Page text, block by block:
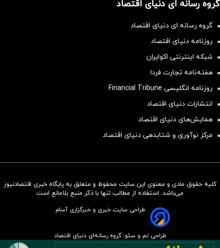
سرمایه‌گذاری همسنگ با شاخص
گروه رسانه ای دنیای اقتصاد
گروه رسانه ای دنیای اقتصاد
روزنامه دنیای اقتصاد
شبکه اینترنتی اکوایران
هفته‌نامه تجارت فردا
روزنامه انگلیسی Financial Tribune
انتشارات دنیای اقتصاد
همایش‌های دنیای اقتصاد
مرکز نوآوری و شتابدهی دنیای اقتصاد
کلیه حقوق مادی و معنوی این سایت محفوظ و متعلق به پایگاه خبری اقتصادنیوز
می‌باشد. استفاده از مطالب تنها با ذکر منبع بلامانع است
طراحی سایت خبری و خبرگزاری آسام
طراحی تم و سئو: گروه رسانه‌ای دنیای اقتصاد